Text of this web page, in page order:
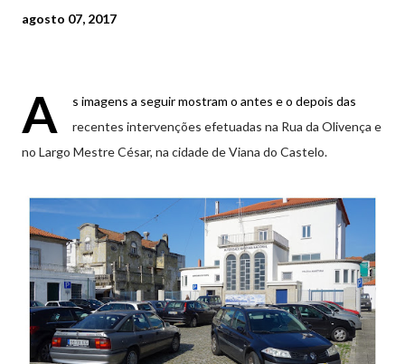
agosto 07, 2017
A
s imagens a seguir mostram o antes e o depois das
recentes intervenções efetuadas na Rua da Olivença e
no Largo Mestre César, na cidade de Viana do Castelo.